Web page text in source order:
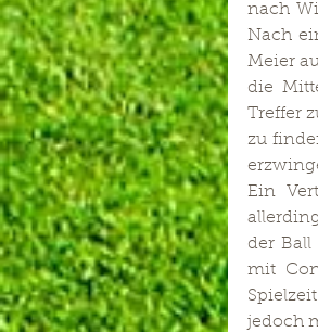
nach
Nach
Meier
die
Treffer
zu
Ein
der Ball
mit
jedoch